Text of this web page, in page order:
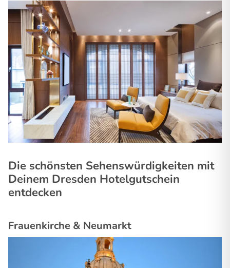
Die schönsten Sehenswürdigkeiten mit
Deinem Dresden Hotelgutschein
entdecken
Frauenkirche & Neumarkt